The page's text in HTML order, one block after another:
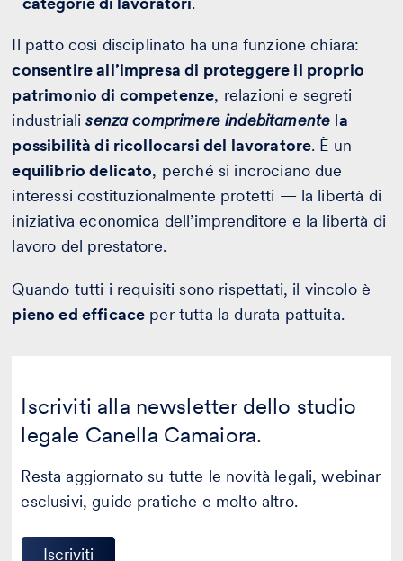
Il patto così disciplinato ha una funzione chiara:
consentire all’impresa di proteggere il proprio
patrimonio di competenze, relazioni e segreti
industrialisenza comprimere indebitamente la
possibilità di ricollocarsi del lavoratore. È un
equilibrio delicato, perché si incrociano due
interessi costituzionalmente protetti — la libertà di
iniziativa economica dell’imprenditore e la libertà di
lavoro del prestatore.
Quando tutti i requisiti sono rispettati, il vincolo è
pieno ed efficace per tutta la durata pattuita.
Iscriviti alla newsletter dello studio
legale Canella Camaiora.
Resta aggiornato su tutte le novità legali, webinar
esclusivi, guide pratiche e molto altro.
Iscriviti